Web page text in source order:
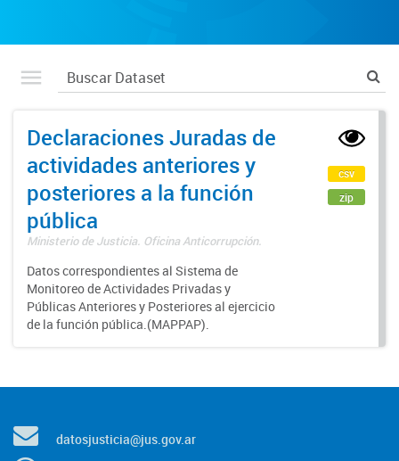
Declaraciones Juradas de
actividades anteriores y
posteriores a la función
pública
Ministerio de Justicia. Oficina Anticorrupción.
Datos correspondientes al Sistema de
Monitoreo de Actividades Privadas y
Públicas Anteriores y Posteriores al ejercicio
de la función pública.(MAPPAP).
csv
zip
datosjusticia@jus.gov.ar